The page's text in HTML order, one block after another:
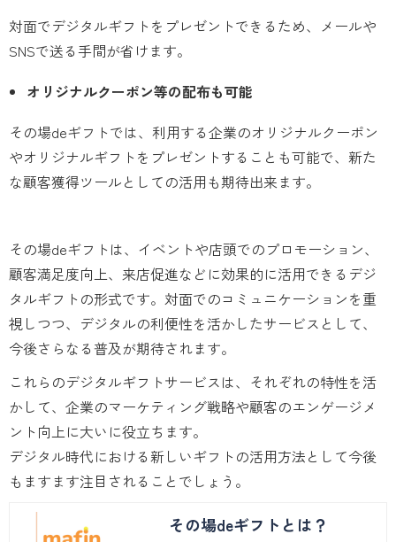
対面でデジタルギフトをプレゼントできるため、メールや
SNSで送る手間が省けます。
オリジナルクーポン等の配布も可能
その場deギフトでは、利用する企業のオリジナルクーポン
やオリジナルギフトをプレゼントすることも可能で、新た
な顧客獲得ツールとしての活用も期待出来ます。
その場deギフトは、イベントや店頭でのプロモーション、
顧客満足度向上、来店促進などに効果的に活用できるデジ
タルギフトの形式です。対面でのコミュニケーションを重
視しつつ、デジタルの利便性を活かしたサービスとして、
今後さらなる普及が期待されます。
これらのデジタルギフトサービスは、それぞれの特性を活
かして、企業のマーケティング戦略や顧客のエンゲージメ
ント向上に大いに役立ちます。
デジタル時代における新しいギフトの活用方法として今後
もますます注目されることでしょう。
その場deギフトとは？